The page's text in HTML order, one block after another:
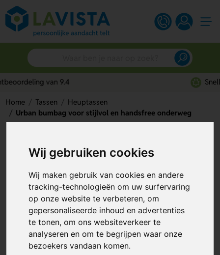
Wij gebruiken cookies
Wij maken gebruik van cookies en andere
tracking-technologieën om uw surfervaring
op onze website te verbeteren, om
gepersonaliseerde inhoud en advertenties
te tonen, om ons websiteverkeer te
analyseren en om te begrijpen waar onze
bezoekers vandaan komen.
Home Tassen
Heuptassen
Urban bumbag voor stijlvol en handsfree onderweg
Urban bumbag voor stijlvol en
handsfree onderweg
Artikelnummer: 281473